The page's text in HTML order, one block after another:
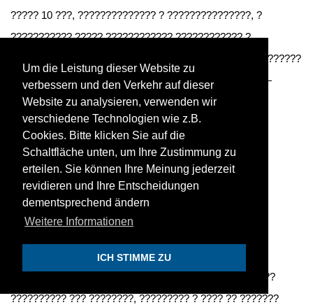
Um die Leistung dieser Website zu
verbessern und den Verkehr auf dieser
Website zu analysieren, verwenden wir
verschiedene Technologien wie z.B.
Cookies. Bitte klicken Sie auf die
Schaltfläche unten, um Ihre Zustimmung zu
erteilen. Sie können Ihre Meinung jederzeit
revidieren und Ihre Entscheidungen
dementsprechend ändern
Weitere Informationen
ICH STIMME ZU
????? 10 ???, ?????????????? ? ???????????????, ?
??????????? ????? ???????????? ???????????? ?
??????????. ???????? ?????? ????, ??? ??????????? ??????
? ???????? ? ???????. https://z32-med.ru ??? ?????? —
??????? ??? ????????, ??????? ?????????? ???????,
????????? ???????.
Ищете медицинские справки онлайн без похода в
??????????? ? ????????? ?? ????? https://z32-med.ru
????????? ??????? ????? ???????? ? ??? ?? ???? — ??
?????????? ??? ????????, ????????? ? ???? ?? ???????